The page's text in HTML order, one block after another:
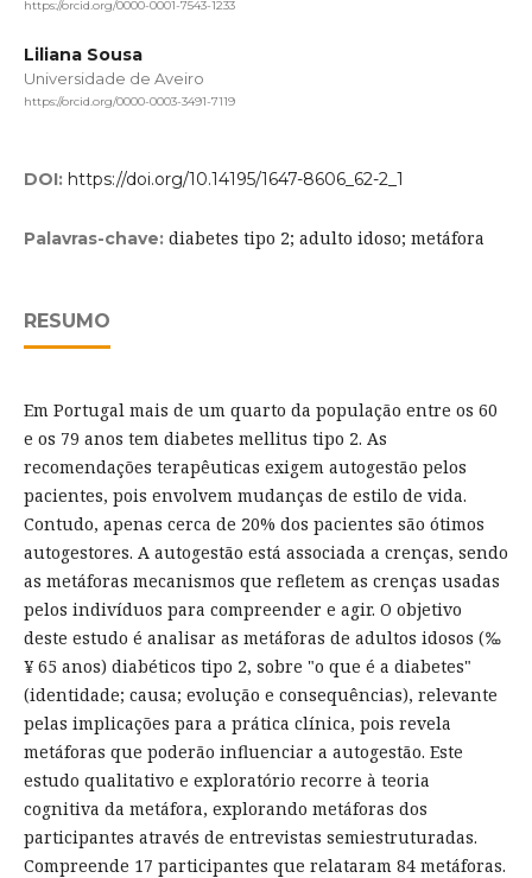
https://orcid.org/0000-0001-7543-1233
Liliana Sousa
Universidade de Aveiro
https://orcid.org/0000-0003-3491-7119
DOI: https://doi.org/10.14195/1647-8606_62-2_1
Palavras-chave: diabetes tipo 2; adulto idoso; metáfora
RESUMO
Em Portugal mais de um quarto da população entre os 60
e os 79 anos tem diabetes mellitus tipo 2. As
recomendações terapêuticas exigem autogestão pelos
pacientes, pois envolvem mudanças de estilo de vida.
Contudo, apenas cerca de 20% dos pacientes são ótimos
autogestores. A autogestão está associada a crenças, sendo
as metáforas mecanismos que refletem as crenças usadas
pelos indivíduos para compreender e agir. O objetivo
deste estudo é analisar as metáforas de adultos idosos (‰
¥ 65 anos) diabéticos tipo 2, sobre "o que é a diabetes"
(identidade; causa; evolução e consequências), relevante
pelas implicações para a prática clínica, pois revela
metáforas que poderão influenciar a autogestão. Este
estudo qualitativo e exploratório recorre à teoria
cognitiva da metáfora, explorando metáforas dos
participantes através de entrevistas semiestruturadas.
Compreende 17 participantes que relataram 84 metáforas.